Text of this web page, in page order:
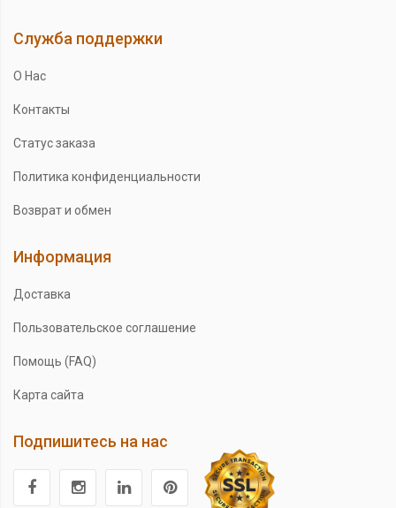
Служба поддержки
О Нас
Контакты
Статус заказа
Политика конфиденциальности
Возврат и обмен
Информация
Доставка
Пользовательское соглашение
Помощь (FAQ)
Карта сайта
Подпишитесь на нас